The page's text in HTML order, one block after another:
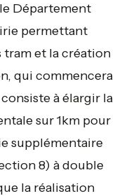
Département
permettant
tram et la création
qui commencera
à élargir la
sur 1km pour
supplémentaire
8) à double
la réalisation